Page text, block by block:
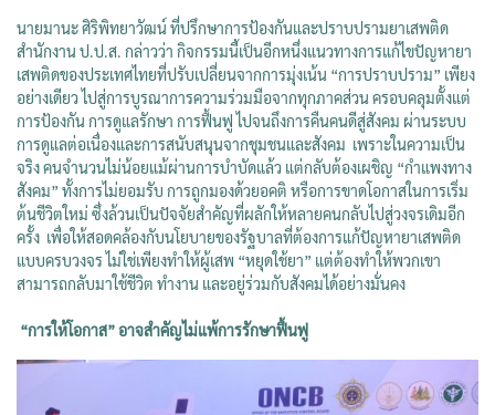
นายมานะ ศิริพิทยาวัฒน์ ที่ปรึกษาการป้องกันและปราบปรามยาเสพติด
สำนักงาน ป.ป.ส. กล่าวว่า กิจกรรมนี้เป็นอีกหนึ่งแนวทางการแก้ไขปัญหายา
เสพติดของประเทศไทยที่ปรับเปลี่ยนจากการมุ่งเน้น “การปราบปราม” เพียง
อย่างเดียว ไปสู่การบูรณาการความร่วมมือจากทุกภาคส่วน ครอบคลุมตั้งแต่
การป้องกัน การดูแลรักษา การฟื้นฟู ไปจนถึงการคืนคนดีสู่สังคม ผ่านระบบ
การดูแลต่อเนื่องและการสนับสนุนจากชุมชนและสังคม เพราะในความเป็น
จริง คนจำนวนไม่น้อยแม้ผ่านการบำบัดแล้ว แต่กลับต้องเผชิญ “กำแพงทาง
สังคม” ทั้งการไม่ยอมรับ การถูกมองด้วยอคติ หรือการขาดโอกาสในการเริ่ม
ต้นชีวิตใหม่ ซึ่งล้วนเป็นปัจจัยสำคัญที่ผลักให้หลายคนกลับไปสู่วงจรเดิมอีก
ครั้ง เพื่อให้สอดคล้องกับนโยบายของรัฐบาลที่ต้องการแก้ปัญหายาเสพติด
แบบครบวงจร ไม่ใช่เพียงทำให้ผู้เสพ “หยุดใช้ยา” แต่ต้องทำให้พวกเขา
สามารถกลับมาใช้ชีวิต ทำงาน และอยู่ร่วมกับสังคมได้อย่างมั่นคง
“การให้โอกาส” อาจสำคัญไม่แพ้การรักษาฟื้นฟู